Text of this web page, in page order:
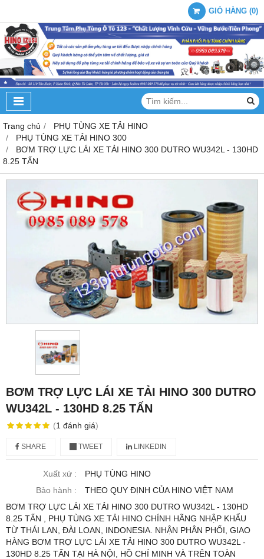
GIỎ HÀNG (0)
Trang chủ
PHỤ TÙNG XE TẢI HINO
PHỤ TÙNG XE TẢI HINO 300
BƠM TRỢ LỰC LÁI XE TẢI HINO 300 DUTRO WU342L - 130HD
8.25 TẤN
BƠM TRỢ LỰC LÁI XE TẢI HINO 300 DUTRO
WU342L - 130HD 8.25 TẤN
(1 đánh giá)
SHARE TWEET LINKEDIN
Xuất xứ :
PHỤ TÙNG HINO
Bảo hành :
THEO QUY ĐỊNH CỦA HINO VIỆT NAM
BƠM TRỢ LỰC LÁI XE TẢI HINO 300 DUTRO WU342L - 130HD
8.25 TẤN , PHỤ TÙNG XE TẢI HINO CHÍNH HÃNG NHẬP KHẨU
TỪ THÁI LAN, ĐÀI LOAN, INDONESIA. NHẬN PHÂN PHỐI, GIAO
HÀNG BƠM TRỢ LỰC LÁI XE TẢI HINO 300 DUTRO WU342L -
130HD 8.25 TẤN TẠI HÀ NỘI, HỒ CHÍ MINH VÀ TRÊN TOÀN